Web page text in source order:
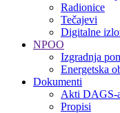
Radionice
Tečajevi
Digitalne
NPOO
Izgradnja
Energetska
Dokumenti
Akti DAGS-
Propisi